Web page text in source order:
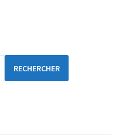
RECHERCHER